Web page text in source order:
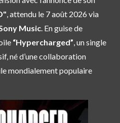
, attendu le 7 août 2026 via
Music. En guise de
“Hypercharged”, un single
né d’une collaboration
mondialement populaire